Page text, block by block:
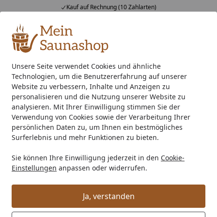
Unsere Seite verwendet Cookies und ähnliche
Technologien, um die Benutzererfahrung auf unserer
Website zu verbessern, Inhalte und Anzeigen zu
personalisieren und die Nutzung unserer Website zu
analysieren. Mit Ihrer Einwilligung stimmen Sie der
Verwendung von Cookies sowie der Verarbeitung Ihrer
persönlichen Daten zu, um Ihnen ein bestmögliches
Surferlebnis und mehr Funktionen zu bieten.
Sie können Ihre Einwilligung jederzeit in den Cookie-
Einstellungen anpassen oder widerrufen.
Ja, verstanden
Kauf auf Rechnung (10 Zahlarten)
Alle Produkte
Mein Konto
Suchen
Startseite
Zubehör Saunaausstattung Messgeräte Infraworld
Infraworld Klimamesser mit
Glasrahmen